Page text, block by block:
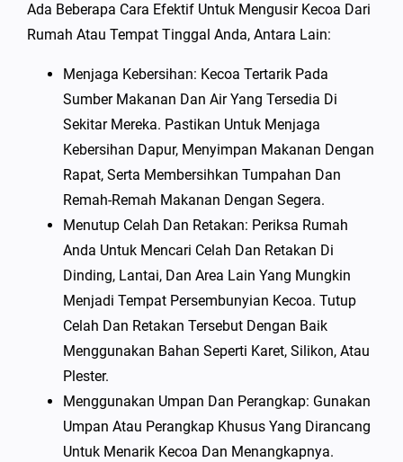
Ada Beberapa Cara Efektif Untuk Mengusir Kecoa Dari
Rumah Atau Tempat Tinggal Anda, Antara Lain:
Menjaga Kebersihan: Kecoa Tertarik Pada
Sumber Makanan Dan Air Yang Tersedia Di
Sekitar Mereka. Pastikan Untuk Menjaga
Kebersihan Dapur, Menyimpan Makanan Dengan
Rapat, Serta Membersihkan Tumpahan Dan
Remah-Remah Makanan Dengan Segera.
Menutup Celah Dan Retakan: Periksa Rumah
Anda Untuk Mencari Celah Dan Retakan Di
Dinding, Lantai, Dan Area Lain Yang Mungkin
Menjadi Tempat Persembunyian Kecoa. Tutup
Celah Dan Retakan Tersebut Dengan Baik
Menggunakan Bahan Seperti Karet, Silikon, Atau
Plester.
Menggunakan Umpan Dan Perangkap: Gunakan
Umpan Atau Perangkap Khusus Yang Dirancang
Untuk Menarik Kecoa Dan Menangkapnya.